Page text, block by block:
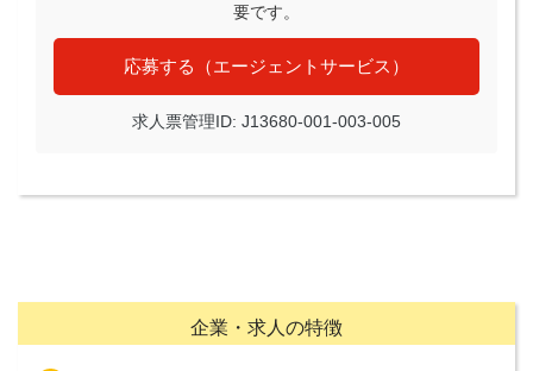
要です。
応募する（エージェントサービス）
求人票管理ID: J13680-001-003-005
企業・求人の特徴